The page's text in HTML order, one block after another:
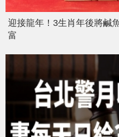
迎接龍年！3生肖年後將
富